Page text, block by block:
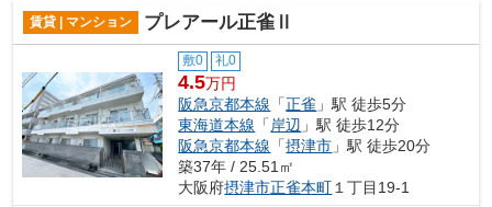
賃貸 | マンション プレアール正雀Ⅱ
敷0 礼0
4.5万円
阪急京都本線 「正雀 」駅 徒歩5分
東海道本線 「 岸辺 」駅 徒歩12分
阪急京都本線 「摂津市 」駅 徒歩20分
築37年 / 25.51㎡
大阪府摂津市正雀本町 １丁目19-1